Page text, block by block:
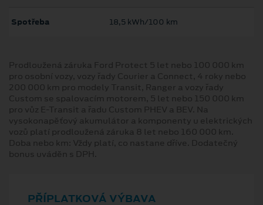
Spotřeba 18,5 kWh/100 km
Prodloužená záruka Ford Protect 5 let nebo 100 000 km
pro osobní vozy, vozy řady Courier a Connect, 4 roky nebo
200 000 km pro modely Transit, Ranger a vozy řady
Custom se spalovacím motorem, 5 let nebo 150 000 km
pro vůz E-Transit a řadu Custom PHEV a BEV. Na
vysokonapěťový akumulátor a komponenty u elektrických
vozů platí prodloužená záruka 8 let nebo 160 000 km.
Doba nebo km: Vždy platí, co nastane dříve. Dodatečný
bonus uváděn s DPH.
PŘÍPLATKOVÁ VÝBAVA